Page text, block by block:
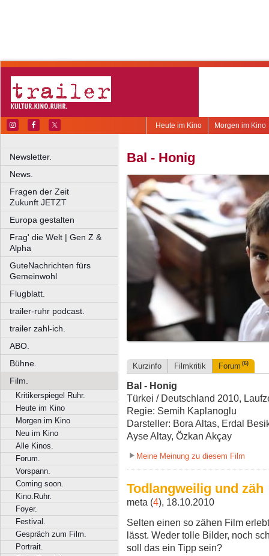
Morgen im Kino
Heute im Kino
Newsletter.
News.
Fragen der Zeit
Zukunft JETZT
Europa gestalten
Frag' die Welt | Gen Z &
Alpha
GuteNachrichten fürs
Gemeinwohl
Flugblatt.
trailer-ruhr podcast.
trailer zahl-ich.
ABO.
Bühne.
Film.
Kritikerspiegel Ruhr.
Heute im Kino
Morgen im Kino
Neu im Kino
Alle Kinos.
Forum.
Vorspann.
Coming soon.
Kino.Ruhr.
Foyer.
Festival.
Gespräch zum Film.
Portrait.
Bal - Honig
Kurzinfo Filmkritik Forum (6)
Bal - Honig
Türkei / Deutschland 2010,
Regie: Semih Kaplanoglu
Darsteller: Bora Altas, Erdal
Ayse Altay, Özkan Akçay
Meine Meinung zu diesem Film
Todlangweilig und zäh
meta (4), 18.10.2010
Selten einen so zähen Film
lässt. Weder tolle Bilder, noch
soll das ein Tipp sein?